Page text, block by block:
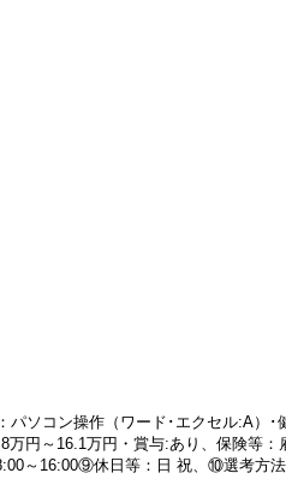
ソコン操作（ワード･エクセル:A）･
円～16.1万円・賞与:あり、保険等：
～16:00⑨休日等：日 祝、⑩選考方